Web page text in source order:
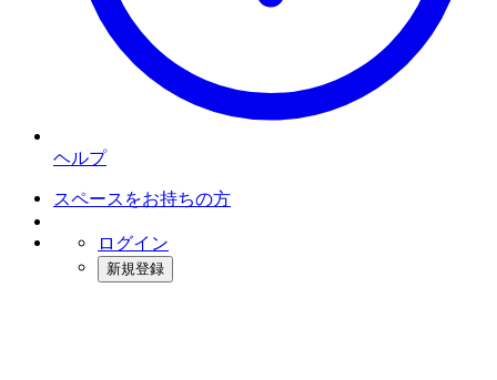
ヘルプ
スペースをお持ちの方
ログイン
新規登録